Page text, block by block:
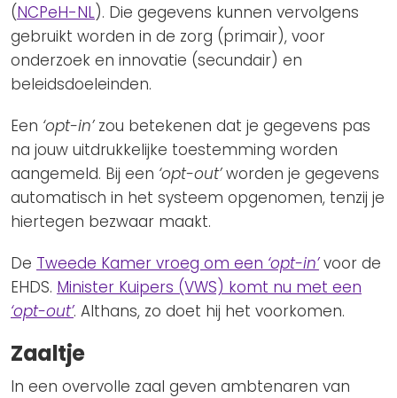
(NCPeH-NL). Die gegevens kunnen vervolgens
gebruikt worden in de zorg (primair), voor
onderzoek en innovatie (secundair) en
beleidsdoeleinden.
Een ‘opt-in’zou betekenen dat je gegevens pas
na jouw uitdrukkelijke toestemming worden
aangemeld. Bij een ‘opt-out’worden je gegevens
automatisch in het systeem opgenomen, tenzij je
hiertegen bezwaar maakt.
De Tweede Kamer vroeg om een ‘opt-in’voor de
EHDS. Minister Kuipers (VWS) komt nu met een
‘opt-out’. Althans, zo doet hij het voorkomen.
Zaaltje
In een overvolle zaal geven ambtenaren van